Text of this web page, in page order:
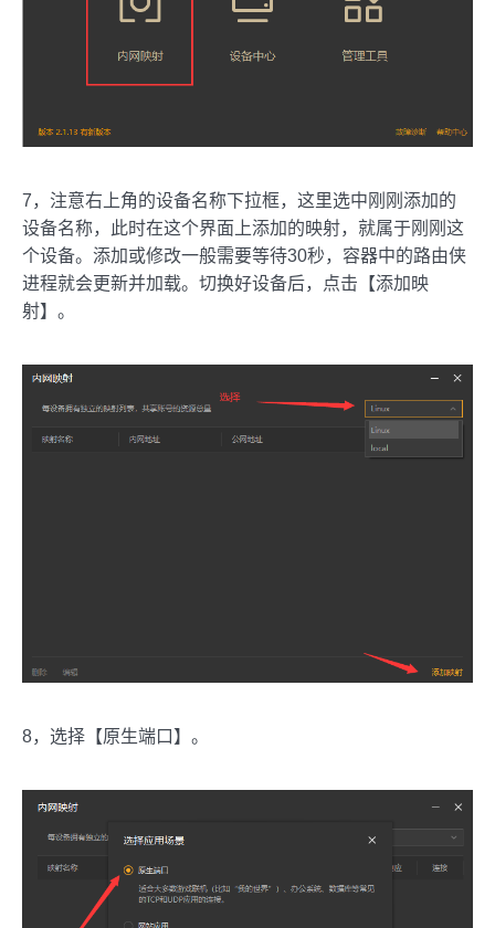
7，注意右上角的设备名称下拉框，这里选中刚刚添加的
设备名称，此时在这个界面上添加的映射，就属于刚刚这
个设备。添加或修改一般需要等待30秒，容器中的路由侠
进程就会更新并加载。切换好设备后，点击【添加映
射】。
8，选择【原生端口】。